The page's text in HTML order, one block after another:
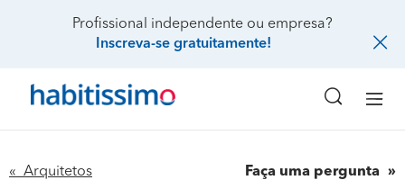
Profissional independente ou empresa?
Inscreva-se gratuitamente!
« Arquitetos Faça uma pergunta